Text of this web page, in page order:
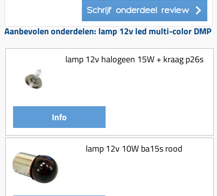
Voor tandwielen
Origineel zuigers
Tomos opvoeren (kits)
Koppeling compleet
Koppeling trekveer
Ketting / tandwiel
Overbrenging
Schrijf onderdeel review
Aanbevolen onderdelen: lamp 12v led multi-color DMP
lamp 12v halogeen 15W + kraag p26s
Info
lamp 12v 10W ba15s rood